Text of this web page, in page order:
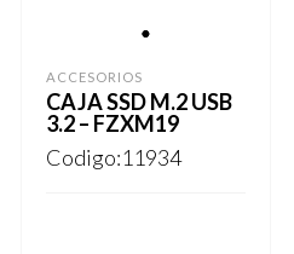
ACCESORIOS
CAJA SSD M.2 USB
3.2 – FZXM19
Codigo:11934